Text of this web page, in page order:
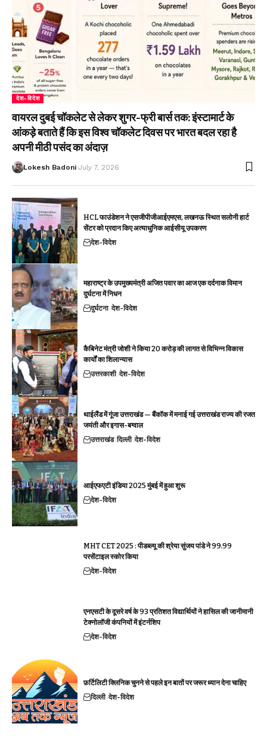
देश-विदेश
वायरल दुबई चॉकलेट से लेकर शुगर-फ्री बार्स तक: इंस्टामार्ट के
आंकड़े बताते हैं कि इस विश्व चॉकलेट दिवस पर भारत बदल रहा है
अपनी मीठी पसंद का अंदाज़
Lokesh Badoni July 7, 2026
HCL फाउंडेशन ने एसजीपीजीआईएमएस, लखनऊ स्थित सलोनी हार्ट
सेंटर को प्रदान किए अत्याधुनिक आईसीयू उपकरण
देश-विदेश
महाराष्ट्र के उपमुख्यमंत्री अजित पवार का आज एक दर्दनाक विमान
दुर्घटना में निधन
दुर्घटना देश-विदेश
कैबिनेट मंत्री जोशी ने किया 20 करोड़ की लागत से विभिन्न विकास
कार्यों का शिलान्यास
उत्तरकाशी देश-विदेश
थाईलैंड में गूंजा उत्तराखंड — बैंकॉक में मनाई गई उत्तराखंड राज्य की रजत
जयंती और इगास-बग्वाल
उत्तराखंड दिल्ली देश-विदेश
आईएफएटी इंडिया 2025 मुंबई में हुआ शुरू
देश-विदेश
MHT CET 2025 : पीडब्ल्यू की श्रेया सुंजय पांडे ने 99.99
परसेंटाइल स्कोर किया
देश-विदेश
एनएसटी के दूसरे वर्ष के 93 प्रतिशत विद्यार्थियों ने हासिल की जानीमानी
टेक्नोलॉजी कंपनियों में इंटर्नशिप
देश-विदेश
फ़र्टिलिटी क्लिनिक चुनने से पहले इन बातों पर जरूर ध्यान देना चाहिए
दिल्ली देश-विदेश